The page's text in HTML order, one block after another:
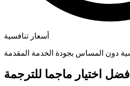
أسعار تنافسية
أفضل اختيار ماجما للترجمة